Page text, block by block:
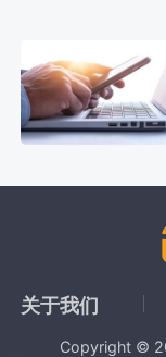
关于我们
Copyright ©